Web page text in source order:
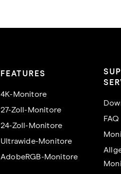
FEATURES
4K-Monitore
27-Zoll-Monitore
24-Zoll-Monitore
Ultrawide-Monitore
AdobeRGB-Monitore
FAQ